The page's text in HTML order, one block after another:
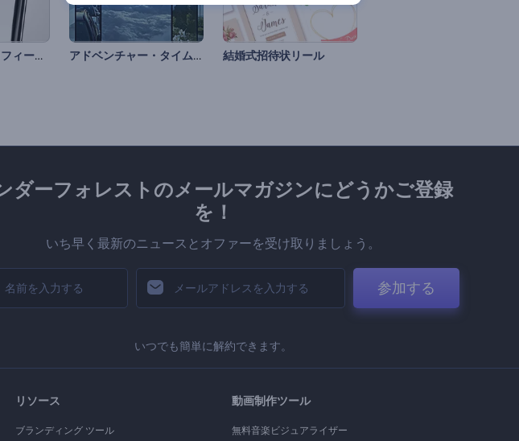
Instagram プロフィールプロモーション アドベンチャー・タイムのリール 結婚式招待状リール
ダーフォレストのメールマガジンにどうかご登録
を！
いち早く最新のニュースとオファーを受け取りましょう。
参加する
いつでも簡単に解約できます。
リソース
ブランディング ツール
動画制作ツール
無料音楽ビジュアライザー